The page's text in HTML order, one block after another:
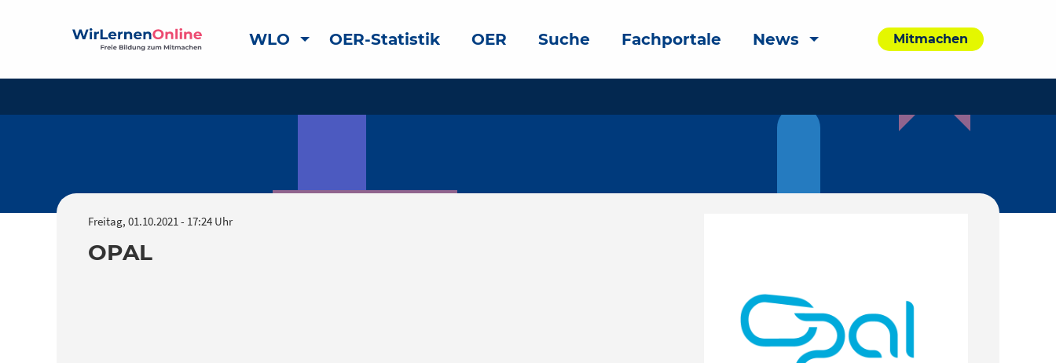
WLO OER-Statistik OER Suche Fachportale News Mitmachen
Freitag, 01.10.2021 - 17:24 Uhr
OPAL